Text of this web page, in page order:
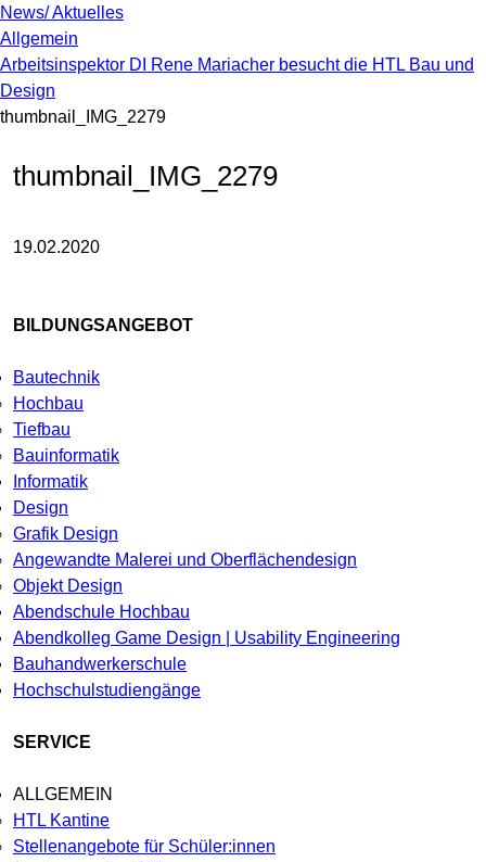
News/ Aktuelles
Allgemein
Arbeitsinspektor DI Rene Mariacher besucht die HTL Bau und
Design
thumbnail_IMG_2279
thumbnail_IMG_2279
19.02.2020
BILDUNGSANGEBOT
Bautechnik
Hochbau
Tiefbau
Bauinformatik
Informatik
Design
Grafik Design
Angewandte Malerei und Oberflächendesign
Objekt Design
Abendschule Hochbau
Abendkolleg Game Design | Usability Engineering
Bauhandwerkerschule
Hochschulstudiengänge
SERVICE
ALLGEMEIN
HTL Kantine
Stellenangebote für Schüler:innen